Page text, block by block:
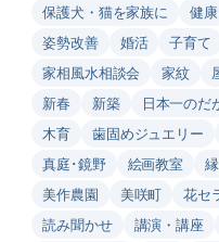
保護犬・猫を家族に
健康
姿勢改善
婚活 子育て
家相風水相談会
家紋
新春
新築 日本一のだ
木育
歯固めジュエリー
真庭･鏡野
絵画教室
美作農園
美咲町 花セ
読み聞かせ
講演・講座